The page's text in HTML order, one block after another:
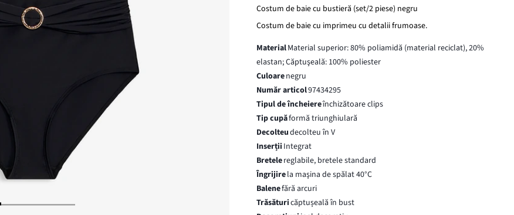
Costum de baie cu bustieră (set/2 piese) negru
Costum de baie cu imprimeu cu detalii frumoase.
MaterialMaterial superior: 80% poliamidă (material reciclat), 20%
elastan; Căptuşeală: 100% poliester
Culoarenegru
Număr articol97434295
Tipul de încheiereînchizătoare clips
Tip cupăformă triunghiulară
Decolteudecolteu în V
Inserții Integrat
Bretelereglabile, bretele standard
Îngrijirela maşina de spălat 40°C
Balenefără arcuri
Trăsăturicăptușeală în bust